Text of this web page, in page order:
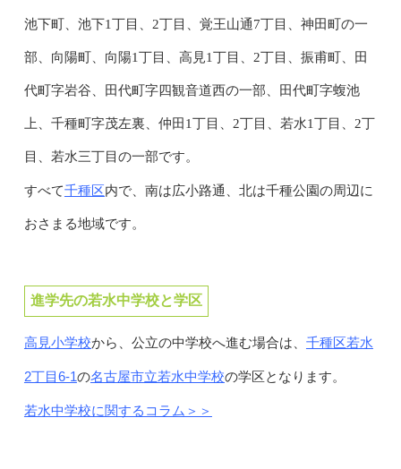
池下町、池下1丁目、2丁目、覚王山通7丁目、神田町の一
部、向陽町、向陽1丁目、高見1丁目、2丁目、振甫町、田
代町字岩谷、田代町字四観音道西の一部、田代町字蝮池
上、千種町字茂左裏、仲田1丁目、2丁目、若水1丁目、2丁
目、若水三丁目の一部です。
すべて千種区内で、南は広小路通、北は千種公園の周辺に
おさまる地域です。
進学先の若水中学校と学区
高見小学校から、公立の中学校へ進む場合は、 千種区若水
2丁目6-1の名古屋市立若水中学校の学区となります。
若水中学校に関するコラム＞＞